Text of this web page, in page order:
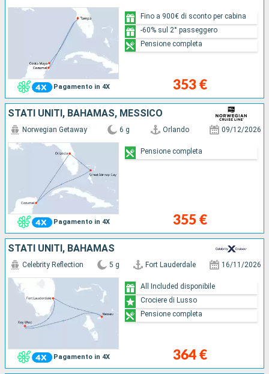
Pagamento in 4X 353 €
Fino a 900€ di sconto per cabina
-60% sul 2° passeggero
Pensione completa
STATI UNITI, BAHAMAS, MESSICO
Pagamento in 4X
Norwegian Getaway 6 g Orlando 09/12/2026
355 €
Pensione completa
STATI UNITI, BAHAMAS
Pagamento in 4X
Celebrity Reflection 5 g Fort Lauderdale 16/11/2026
364 €
All Included disponibile
Crociere di Lusso
Pensione completa